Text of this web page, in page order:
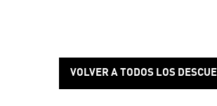
VOLVER A TODOS LOS